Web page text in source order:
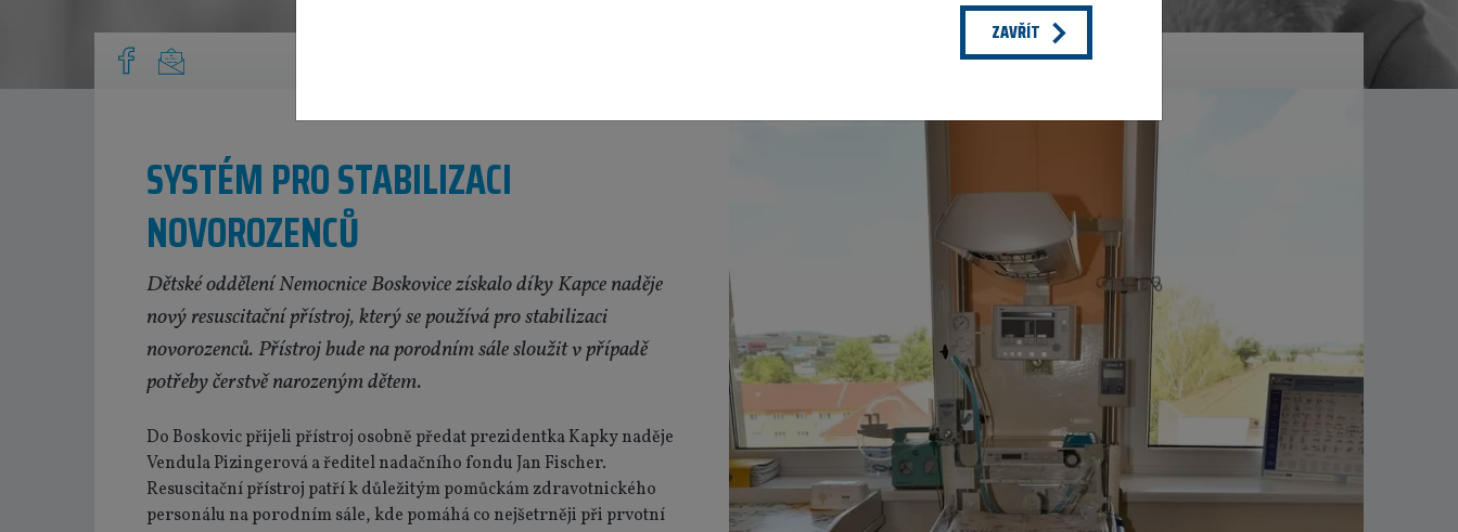
SYSTÉM PRO STABILIZACI
NOVOROZENCŮ
Dětské oddělení Nemocnice Boskovice získalo díky Kapce naděje
nový resuscitační přístroj, který se používá pro stabilizaci
novorozenců. Přístroj bude na porodním sále sloužit v případě
potřeby čerstvě narozeným dětem.
Do Boskovic přijeli přístroj osobně předat prezidentka Kapky naděje
Vendula Pizingerová a ředitel nadačního fondu Jan Fischer.
Resuscitační přístroj patří k důležitým pomůckám zdravotnického
personálu na porodním sále, kde pomáhá co nejšetrněji při prvotní
ZAVŘÍT